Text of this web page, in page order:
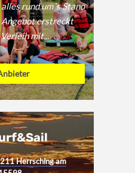
rund um´s Stand
Angebot erstreckt
mit...
Herrsching am